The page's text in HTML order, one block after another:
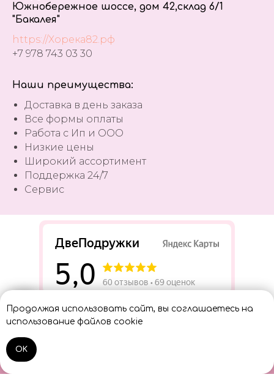
Home
Южнобережное шоссе, дом 42,склад 6/1
"Бакалея"
https://Хорека82.рф
+7 978 743 03 30
Наши преимущества:
Доставка в день заказа
Все формы оплаты
Работа с Ип и ООО
Низкие цены
Широкий ассортимент
Поддержка 24/7
Сервис
Продолжая использовать сайт, вы соглашаетесь на
использование файлов cookie
OK
Разработать сайт
Консультант